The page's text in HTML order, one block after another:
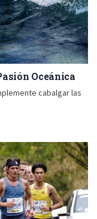
Oceánica
cabalgar las